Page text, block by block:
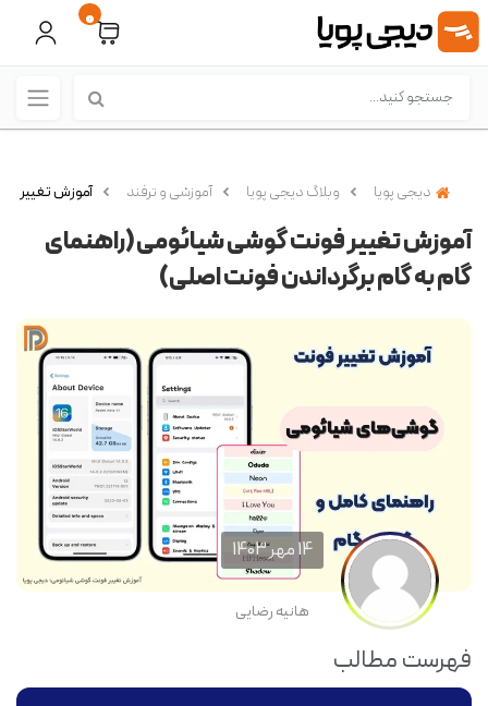
0
دیجی پویا وبلاگ دیجی پویا آموزشی و ترفند آموزش تغییر
آموزش تغییر فونت گوشی شیائومی (راهنمای
گام به گام برگرداندن فونت اصلی)
14 مهر 1403
هانیه رضایی
فهرست مطالب